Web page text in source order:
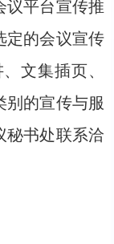
议平台宣传推
定的会议宣传
文集插页、
别的宣传与服
秘书处联系洽